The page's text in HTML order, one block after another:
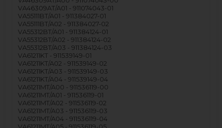
VA46309AT/A01 - 911074043-01
VA55111BT/A01 - 911384027-01
VA55111BT/A02 - 911384027-02
VA55312BT/A01 - 911384124-01
VA55312BT/A02 - 911384124-02
VA55312BT/A03 - 911384124-03
VA61211KT - 911539149-01
VA61211KT/A02 - 911539149-02
VA61211KT/A03 - 911539149-03
VA61211KT/A04 - 911539149-04
VA61211MT/A00 - 911536119-00
VA61211MT/A01 - 911536119-01
VA61211MT/A02 - 911536119-02
VA61211MT/A03 - 911536119-03
VA61211MT/A04 - 911536119-04